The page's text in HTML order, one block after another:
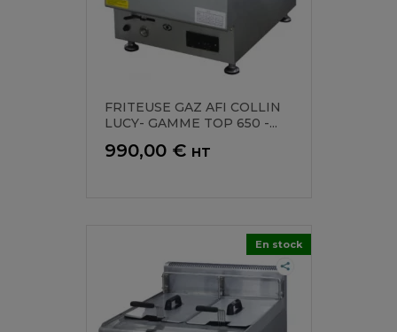
FRITEUSE GAZ AFI COLLIN
LUCY- GAMME TOP 650 -...
Prix
990,00 € HT
En stock